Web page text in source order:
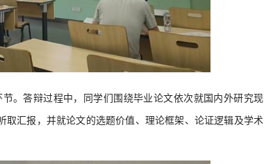
。答辩过程中，同学们围绕毕业论文依次就国内外研究现
汇报，并就论文的选题价值、理论框架、论证逻辑及学术